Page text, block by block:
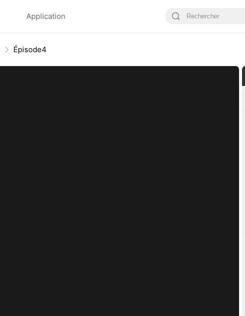
Application
Épisode4